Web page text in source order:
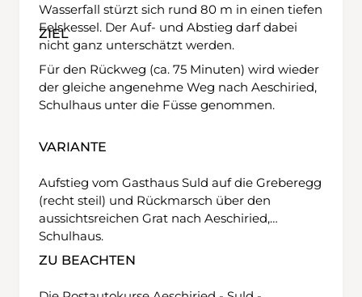
Wasserfall stürzt sich rund 80 m in einen tiefen
Felskessel. Der Auf- und Abstieg darf dabei
nicht ganz unterschätzt werden.
ZIEL
Für den Rückweg (ca. 75 Minuten) wird wieder
der gleiche angenehme Weg nach Aeschiried,
Schulhaus unter die Füsse genommen.
VARIANTE
Aufstieg vom Gasthaus Suld auf die Greberegg
(recht steil) und Rückmarsch über den
aussichtsreichen Grat nach Aeschiried,
Schulhaus.
ZU BEACHTEN